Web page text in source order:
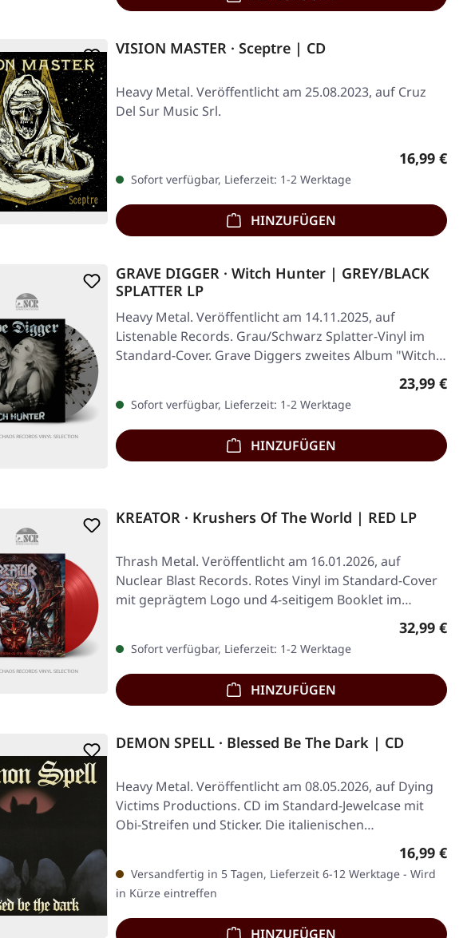
VISION MASTER · Sceptre | CD
Heavy Metal. Veröffentlicht am 25.08.2023, auf Cruz
Del Sur Music Srl.
Regulärer
16,99 €
Sofort verfügbar, Lieferzeit: 1-2 Werktage
HINZUFÜGEN
GRAVE DIGGER · Witch Hunter | GREY/BLACK
SPLATTER LP
Heavy Metal. Veröffentlicht am 14.11.2025, auf
Listenable Records. Grau/Schwarz Splatter-Vinyl im
Standard-Cover. Grave Diggers zweites Album "Witch…
Regulärer
23,99 €
Sofort verfügbar, Lieferzeit: 1-2 Werktage
HINZUFÜGEN
KREATOR · Krushers Of The World | RED LP
Thrash Metal. Veröffentlicht am 16.01.2026, auf
Nuclear Blast Records. Rotes Vinyl im Standard-Cover
mit geprägtem Logo und 4-seitigem Booklet im…
Regulärer
32,99 €
Sofort verfügbar, Lieferzeit: 1-2 Werktage
HINZUFÜGEN
DEMON SPELL · Blessed Be The Dark | CD
Heavy Metal. Veröffentlicht am 08.05.2026, auf Dying
Victims Productions. CD im Standard-Jewelcase mit
Obi-Streifen und Sticker. Die italienischen…
Regulärer
16,99 €
Versandfertig in 5 Tagen, Lieferzeit 6-12 Werktage - Wird
in Kürze eintreffen
HINZUFÜGEN